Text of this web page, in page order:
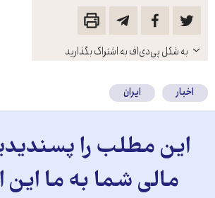
باز
کنید
به شکل پی‌دی‌اف به اشتراک بگذارید
اخبار ایران
این مطلب را
مالی شما به ما این